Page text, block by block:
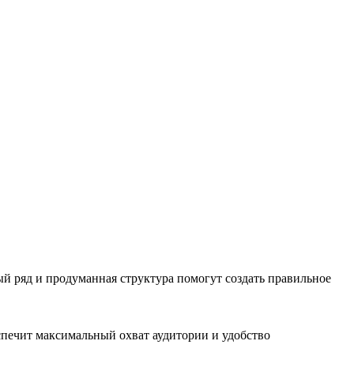
и продуманная структура помогут создать правильное
максимальный охват аудитории и удобство